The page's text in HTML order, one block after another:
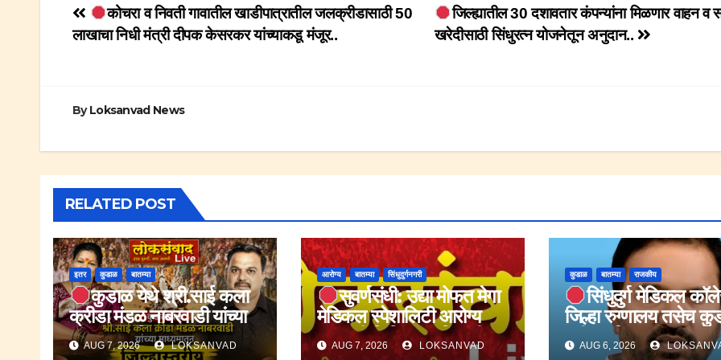
Post
navigation
जिल्ह्यातील 30 दशावतार कंपन्यांना मिळणार वाहन व
खरेदीसाठी सिंधुरत्न योजनेतून अनुदान..
कोचरा व निवती गावातील खाडीपात्रातील जलक्रीडासाठी 50
लाखाचा निधी मंत्री दीपक केसरकर यांच्याकडू मंजूर..
ByLoksanvad News
RELATED POST
इतर कुडाळ बातम्या
कुडाळ येथे श्री.साई कला
क्रीडा मंडळ नाबरवाडी यांच्या
माध्यमातून जिल्हास्तरीय नारळ
AUG 7, 2026 LOKSANVAD
आरोग्य बातम्या सिंधुदुर्गनगरी
सुवर्णसंधी: उद्या मोफत मेगा
मेडिकल स्पेशालिटी आरोग्य
तपासणी शिबिर.;नागरिकांनी या
AUG 7, 2026 LOKSANVAD
कुडाळ बातम्या राजकीय
सिंधुदुर्ग मेडिकल
जिल्हा रुग्णालय तसेच
मधील महिला बाल
AUG 6, 2026